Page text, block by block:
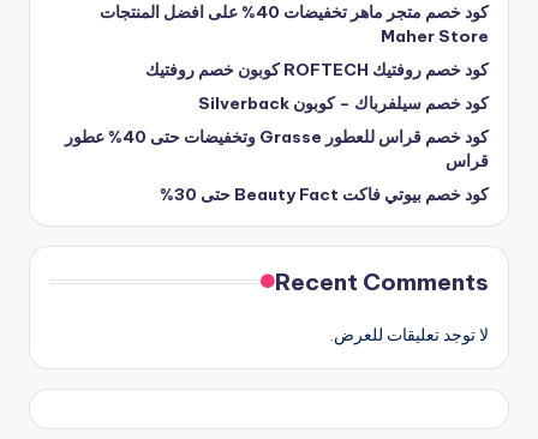
كود خصم متجر ماهر تخفيضات 40% على افضل المنتجات
Maher Store
كود خصم روفتيك ROFTECH كوبون خصم روفتيك
كود خصم سيلفرباك – كوبون Silverback
كود خصم قراس للعطور Grasse وتخفيضات حتى 40% عطور
قراس
كود خصم بيوتي فاكت Beauty Fact حتى 30%
Recent Comments
لا توجد تعليقات للعرض.